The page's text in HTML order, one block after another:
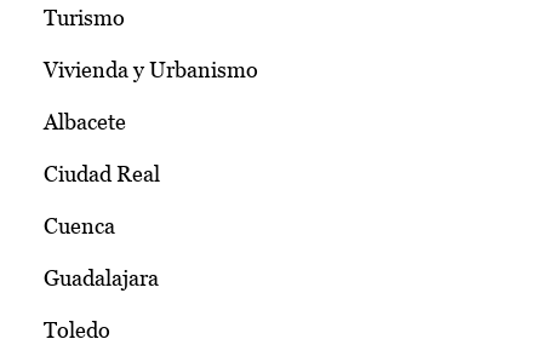
Turismo
Vivienda y Urbanismo
Albacete
Ciudad Real
Cuenca
Guadalajara
Toledo